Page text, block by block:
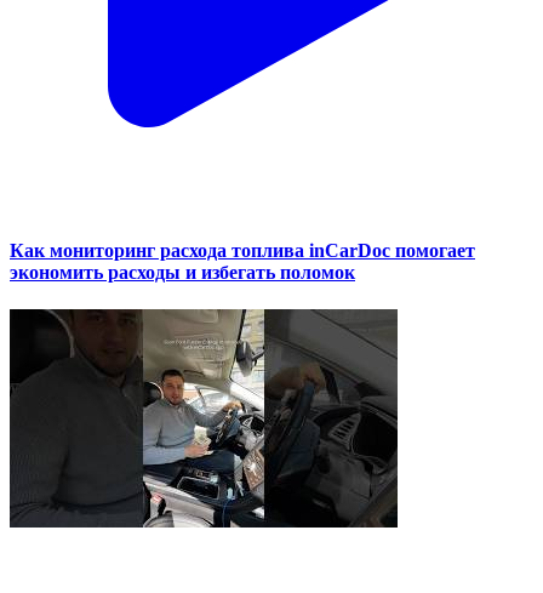
Как мониторинг расхода топлива inCarDoc помогает
экономить расходы и избегать поломок